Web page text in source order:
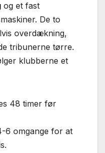
og et fast
De to
overdækning,
tribunerne tørre.
klubberne et
48 timer før
6 omgange for at